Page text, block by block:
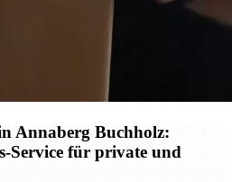
Annaberg Buchholz:
Service für private und